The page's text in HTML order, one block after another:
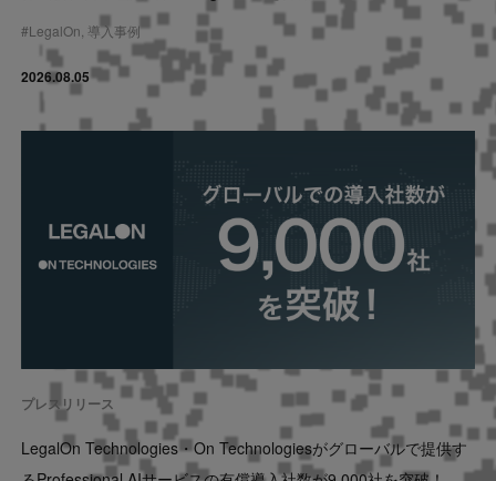
#LegalOn, 導入事例
2026.08.05
プレスリリース
LegalOn Technologies・On Technologiesがグローバルで提供す